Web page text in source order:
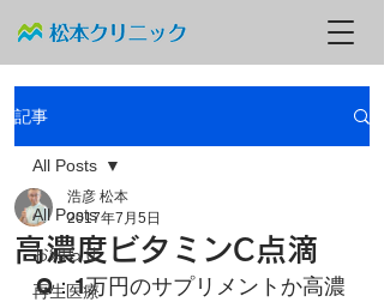
記事
All Posts
お知らせ
再生医療
All Posts
高濃度ビタミンC点滴
浩彦 松本
2017年7月5日
Q：1万円のサプリメントか高濃